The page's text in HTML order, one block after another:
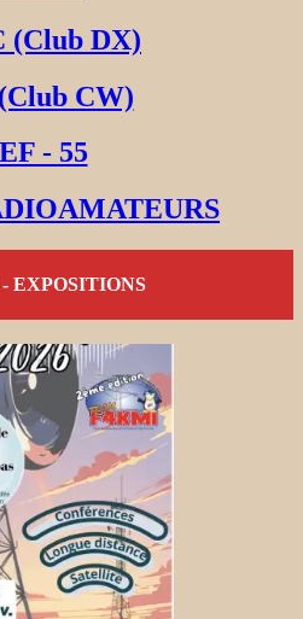
(Club DX)
CW)
- 55
EXPOSITIONS